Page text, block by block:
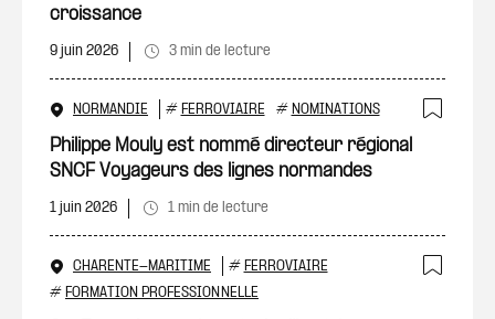
croissance
9 juin 2026 3 min de lecture
NORMANDIE # FERROVIAIRE # NOMINATIONS
Philippe Mouly est nommé directeur régional
SNCF Voyageurs des lignes normandes
1 juin 2026 1 min de lecture
CHARENTE-MARITIME # FERROVIAIRE
# FORMATION PROFESSIONNELLE